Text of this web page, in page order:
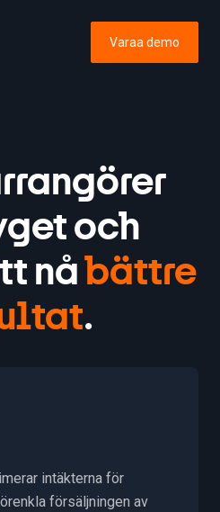
Varaa demo
och
nåbättre
.
intäkterna för
försäljningen av